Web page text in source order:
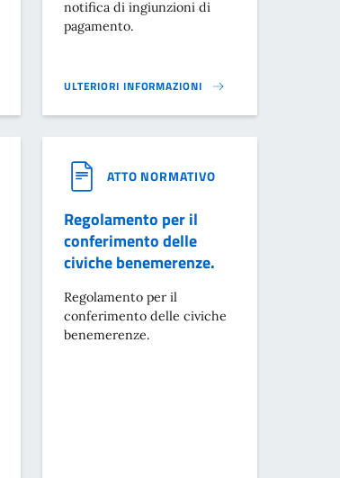
PULIZIA DEL TERRITORIO (AI SENSI DEL D. LGS. 152/
CONFERIMENTO D'INCARICHI DI PATROCINIO LEGALE E
notifica di ingiunzioni di
pagamento.
ULTERIORI INFORMAZIONI
REGOLAMENTO PER LA DEFINIZIONE AGEVOLATA
ATTO NORMATIVO
Regolamento per il
conferimento delle
civiche benemerenze.
Regolamento per il
conferimento delle civiche
benemerenze.